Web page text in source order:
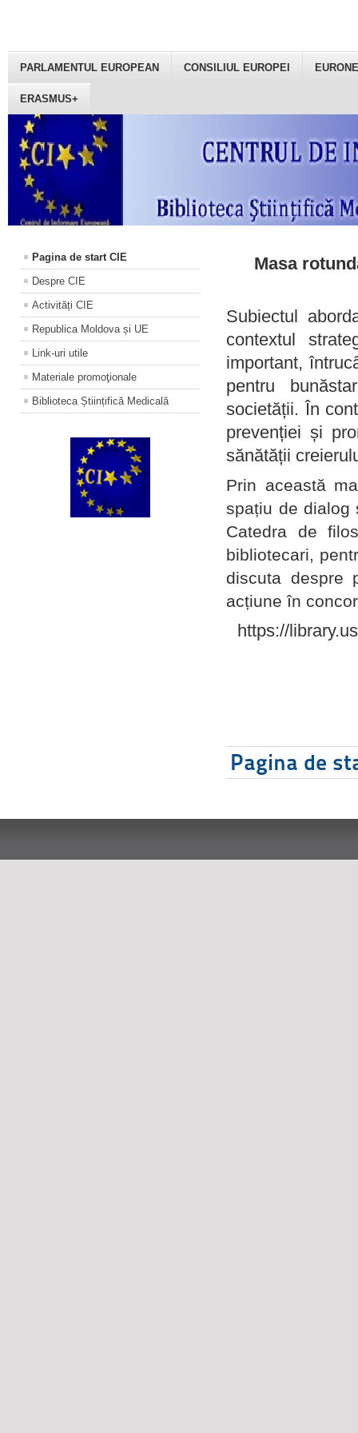
PARLAMENTUL EUROPEAN CONSILIUL EUROPEI
ERASMUS+
Pagina de start CIE
Despre CIE
Activități CIE
Republica Moldova și UE
Link-uri utile
Materiale promoţionale
Biblioteca Științifică Medicală
Masa
Subiectul
contextul
important,
pentru
societății. În
prevenției și
sănătății
Prin această
spațiu de dialog
Catedra de
bibliotecari,
discuta despre
acțiune în
https://
Pagina de